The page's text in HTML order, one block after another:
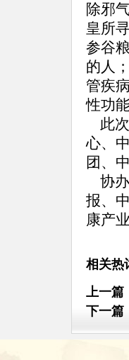
除邪
皇所
参谷
的人
管疾
性功
此次
心、
团、
协办
报、
康产
相关热
上一篇
下一篇